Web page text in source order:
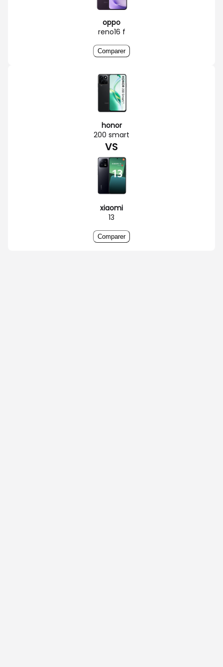
oppo
reno16 f
Comparer
honor
200 smart
VS
xiaomi
13
Comparer